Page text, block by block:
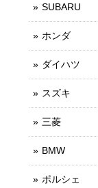
SUBARU
ホンダ
ダイハツ
スズキ
三菱
BMW
ポルシェ